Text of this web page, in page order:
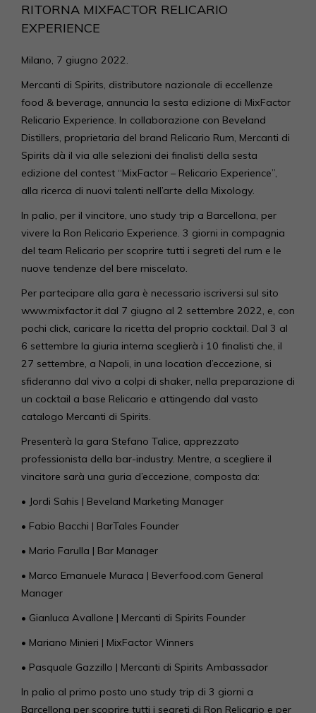
RITORNA MIXFACTOR RELICARIO
EXPERIENCE
Milano, 7 giugno 2022.
Mercanti di Spirits, distributore nazionale di eccellenze
food & beverage, annuncia la sesta edizione di MixFactor
Relicario Experience. In collaborazione con Beveland
Distillers, proprietaria del brand Relicario Rum, Mercanti di
Spirits dà il via alle selezioni dei finalisti della sesta
edizione del contest “MixFactor – Relicario Experience”,
alla ricerca di nuovi talenti nell’arte della Mixology.
In palio, per il vincitore, uno study trip a Barcellona, per
vivere la Ron Relicario Experience. 3 giorni in compagnia
del team Relicario per scoprire tutti i segreti del rum e le
nuove tendenze del bere miscelato.
Per partecipare alla gara è necessario iscriversi sul sito
www.mixfactor.it dal 7 giugno al 2 settembre 2022, e, con
pochi click, caricare la ricetta del proprio cocktail. Dal 3 al
6 settembre la giuria interna sceglierà i 10 finalisti che, il
27 settembre, a Napoli, in una location d’eccezione, si
sfideranno dal vivo a colpi di shaker, nella preparazione di
un cocktail a base Relicario e attingendo dal vasto
catalogo Mercanti di Spirits.
Presenterà la gara Stefano Talice, apprezzato
professionista della bar-industry. Mentre, a scegliere il
vincitore sarà una guria d’eccezione, composta da:
• Jordi Sahis | Beveland Marketing Manager
• Fabio Bacchi | BarTales Founder
• Mario Farulla | Bar Manager
• Marco Emanuele Muraca | Beverfood.com General
Manager
• Gianluca Avallone | Mercanti di Spirits Founder
• Mariano Minieri | MixFactor Winners
• Pasquale Gazzillo | Mercanti di Spirits Ambassador
In palio al primo posto uno study trip di 3 giorni a
Barcellona per scoprire tutti i segreti di Ron Relicario e per